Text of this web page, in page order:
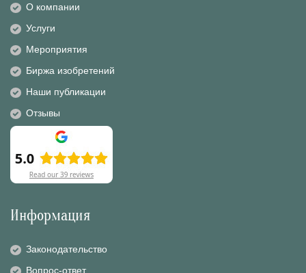
О компании
Услуги
Мероприятия
Биржа изобретений
Наши публикации
Отзывы
Информация
Законодательство
Вопрос-ответ